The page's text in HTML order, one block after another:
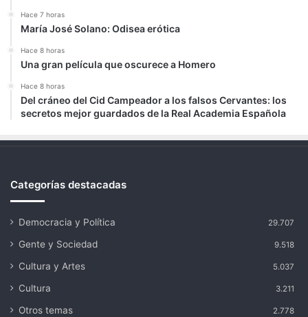
Hace 7 horas
María José Solano: Odisea erótica
Hace 8 horas
Una gran película que oscurece a Homero
Hace 8 horas
Del cráneo del Cid Campeador a los falsos Cervantes: los
secretos mejor guardados de la Real Academia Española
Categorías destacadas
Democracia y Política 29.707
Gente y Sociedad 9.518
Cultura y Artes 5.037
Cultura 3.211
Otros temas 2.778